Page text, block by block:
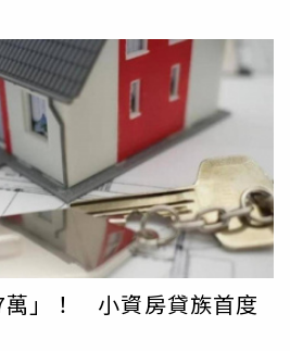
萬」！ 小資房貸族首度